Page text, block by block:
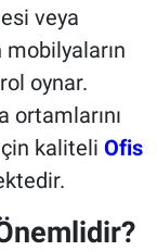
veya
oynar.
ortamlarını
kaliteli Ofis